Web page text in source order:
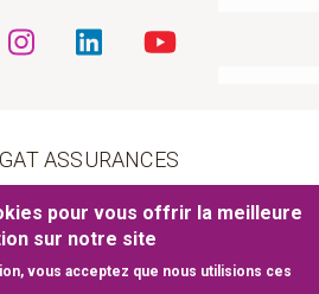
ASSURANCES
d’utilisation
Plan du site
pour vous offrir la meilleure
sur notre site
vous acceptez que nous utilisions ces